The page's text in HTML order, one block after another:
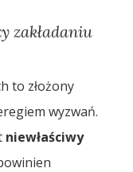
zakładaniu
to złożony
wyzwań.
niewłaściwy